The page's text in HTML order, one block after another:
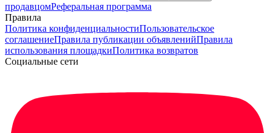
продавцомРеферальная программа
Правила
Политика конфиденциальностиПользовательское
соглашениеПравила публикации объявленийПравила
использования площадкиПолитика возвратов
Социальные сети